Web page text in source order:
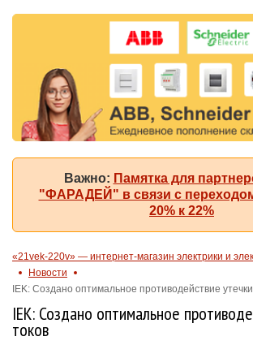
Важно: Памятка для
"ФАРАДЕЙ" в связи с
20% к 22%
«21vek-220v» — интернет-магазин электрики и
Новости
IEK: Создано оптимальное противодействие
IEK: Создано оптимальное
токов